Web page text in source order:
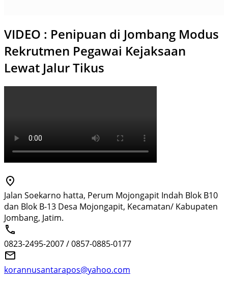
VIDEO : Penipuan di Jombang Modus
Rekrutmen Pegawai Kejaksaan
Lewat Jalur Tikus
Jalan Soekarno hatta, Perum Mojongapit Indah Blok B10
dan Blok B-13 Desa Mojongapit, Kecamatan/ Kabupaten
Jombang, Jatim.
0823-2495-2007 / 0857-0885-0177
korannusantarapos@yahoo.com